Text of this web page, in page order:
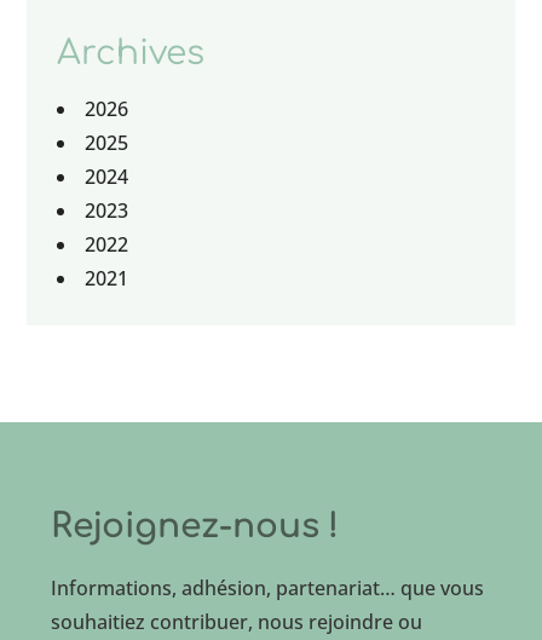
Archives
2026
2025
2024
2023
2022
2021
Rejoignez-nous !
Informations, adhésion, partenariat… que vous
souhaitiez contribuer, nous rejoindre ou